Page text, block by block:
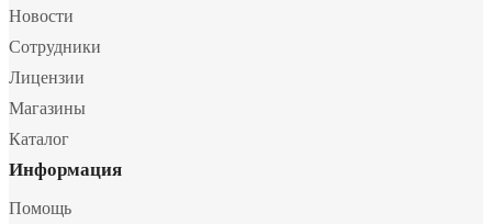
Новости
Сотрудники
Лицензии
Магазины
Каталог
Информация
Помощь